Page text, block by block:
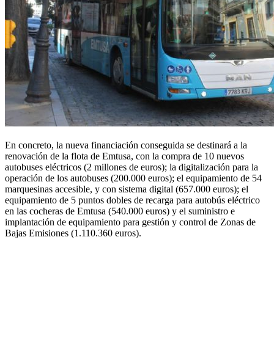
En concreto, la nueva financiación conseguida se destinará a la
renovación de la flota de Emtusa, con la compra de 10 nuevos
autobuses eléctricos (2 millones de euros); la digitalización para la
operación de los autobuses (200.000 euros); el equipamiento de 54
marquesinas accesible, y con sistema digital (657.000 euros); el
equipamiento de 5 puntos dobles de recarga para autobús eléctrico
en las cocheras de Emtusa (540.000 euros) y el suministro e
implantación de equipamiento para gestión y control de Zonas de
Bajas Emisiones (1.110.360 euros).